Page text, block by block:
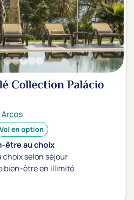
Collection Palácio
Arcos
Vol en option
être au choix
choix selon séjour
bien-être en illimité